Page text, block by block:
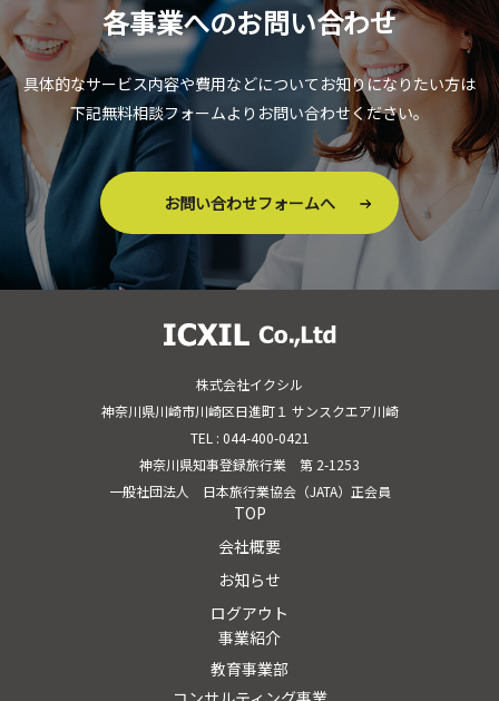
各事業へのお問い合わせ
具体的なサービス内容や費用などについてお知りになりたい方は
下記無料相談フォームよりお問い合わせください。
お問い合わせフォームへ
株式会社イクシル
神奈川県川崎市川崎区日進町１ サンスクエア川崎
TEL : 044-400-0421
神奈川県知事登録旅行業 第 2-1253
一般社団法人 日本旅行業協会（JATA）正会員
TOP
会社概要
お知らせ
ログアウト
事業紹介
教育事業部